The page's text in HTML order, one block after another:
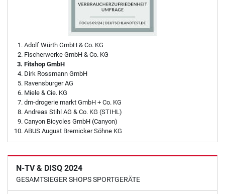
Adolf Würth GmbH & Co. KG
Fischerwerke GmbH & Co. KG
Fitshop GmbH
Dirk Rossmann GmbH
Ravensburger AG
Miele & Cie. KG
dm-drogerie markt GmbH + Co. KG
Andreas Stihl AG & Co. KG (STIHL)
Canyon Bicycles GmbH (Canyon)
ABUS August Bremicker Söhne KG
N-TV & DISQ 2024
GESAMTSIEGER SHOPS SPORTGERÄTE